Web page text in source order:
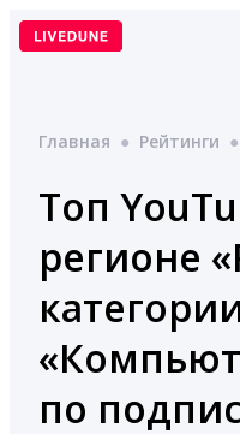
Перейти
Главная ● Рейтинги ●
Топ
регионе
по